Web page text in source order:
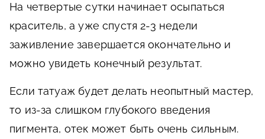
На четвертые сутки начинает осыпаться
краситель, а уже спустя 2-3 недели
заживление завершается окончательно и
можно увидеть конечный результат.
Если татуаж будет делать неопытный мастер,
то из-за слишком глубокого введения
пигмента, отек может быть очень сильным.